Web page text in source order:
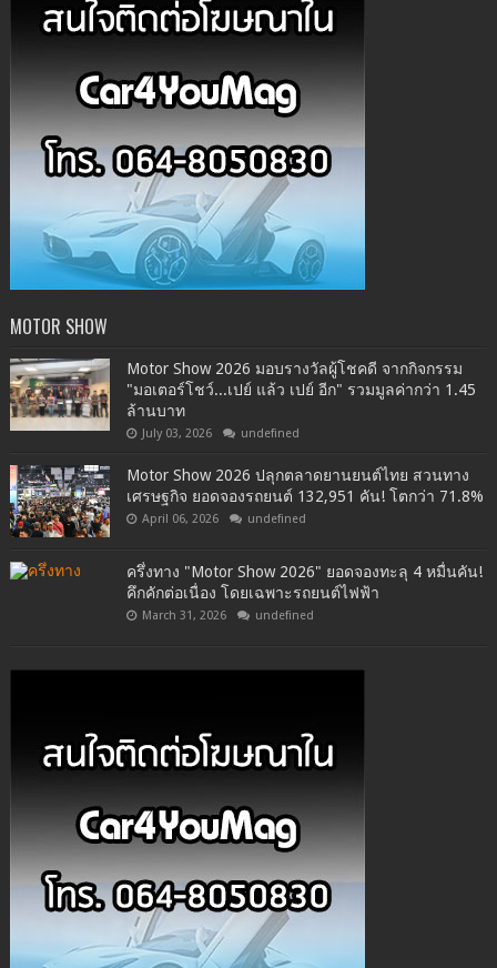
MOTOR SHOW
Motor Show 2026 มอบรางวัลผู้โชคดี จากกิจกรรม
"มอเตอร์โชว์...เปย์ แล้ว เปย์ อีก" รวมมูลค่ากว่า 1.45
ล้านบาท
July 03, 2026 undefined
Motor Show 2026 ปลุกตลาดยานยนต์ไทย สวนทาง
เศรษฐกิจ ยอดจองรถยนต์ 132,951 คัน! โตกว่า 71.8%
April 06, 2026 undefined
ครึ่งทาง "Motor Show 2026" ยอดจองทะลุ 4 หมื่นคัน!
คึกคักต่อเนื่อง โดยเฉพาะรถยนต์ไฟฟ้า
March 31, 2026 undefined